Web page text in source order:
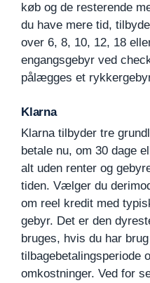
køb og de resterende
du have mere tid,
over 6, 8, 10, 12, 18
engangsgebyr ved
pålægges et
Klarna
Klarna tilbyder tre
betale nu, om 30 dage
alt uden renter og
tiden. Vælger du
om reel kredit med
gebyr. Det er den
bruges, hvis du har
tilbagebetalingsperiode
omkostninger. Ved for